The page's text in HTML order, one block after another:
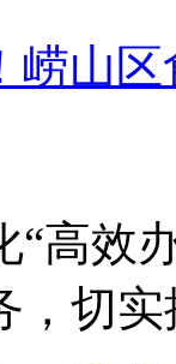
崂山
效办
，切